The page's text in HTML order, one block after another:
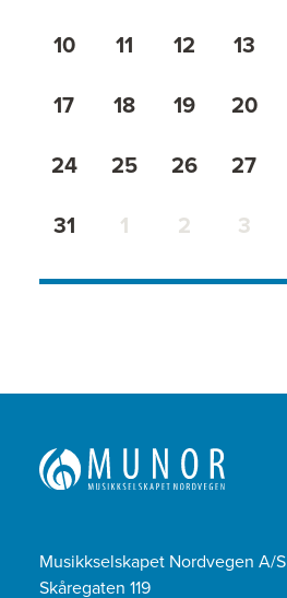
10 11 12 13
17 18 19 20
24 25 26 27
31 1 2 3
Musikkselskapet Nordvegen A/S
Skåregaten 119